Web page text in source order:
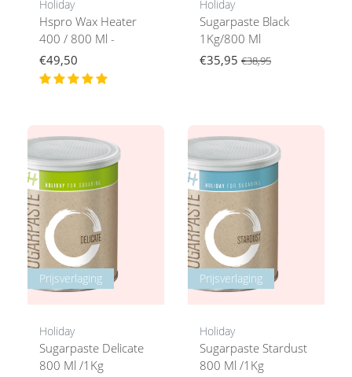
Holiday
Hspro Wax Heater
400 / 800 Ml -
€49,50
Holiday
Sugarpaste Black
1Kg/800 Ml
€35,95 €38,95
Prijsverlaging
Holiday
Sugarpaste Delicate
800 Ml /1Kg
Prijsverlaging
Holiday
Sugarpaste Stardust
800 Ml /1Kg